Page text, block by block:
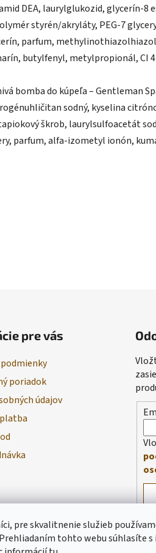
pre skvalitnenie služieb
tohto webu súhlasíte s
DEA, laurylglukozid, glycerín-8
styrén/akryláty, PEG-7
parfum,
butylfenyl, metylpropionál, CI
bomba do kúpeľa – Gentleman
sodný, kyselina
škrob, laurylsulfoacetát
parfum, alfa-izometyl ionón,
pre vás
poriadok
údajov